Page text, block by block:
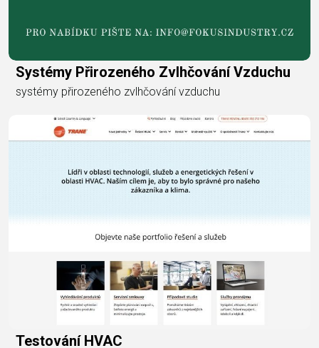
Systémy Přirozeného Zvlhčování Vzduchu
systémy přirozeného zvlhčování vzduchu
Testování HVAC